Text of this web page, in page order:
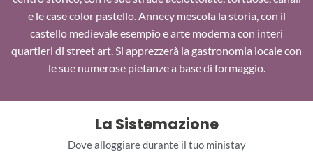
e le case color pastello. Annecy mescola la storia, con il
castello medievale esempio e arte moderna con interi
quartieri di street art. Si apprezzerà la gastronomia locale con
le sue numerose pietanze a base di formaggio.
La Sistemazione
Dove alloggiare durante il tuo ministay